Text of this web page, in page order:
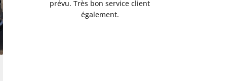
prévu. Très bon service client
également.